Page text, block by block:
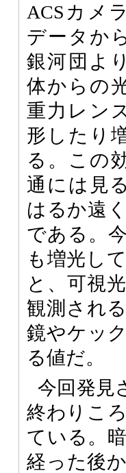
ACSカメ
データか
銀河団よ
体からの
重力レン
形したり
る。この
通には見
はるか遠
である。
も増光し
と、可視
観測され
鏡やケッ
る値だ。
今回発見
終わりこ
ている。
経った後